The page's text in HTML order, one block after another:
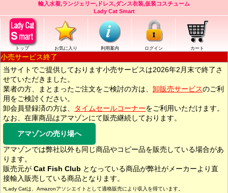
輸入水着,ランジェリー,ドレス,ダンス衣装,仮装コスチューム
Lady Cat Smart
トップ お気に入り 利用案内 ログイン カート
小売サービス終了
当サイトでご提供しております小売サービスは2026年2月末で終了さ
せていただきました。
業者の方、まとまったご注文をご検討の方は、 卸販売サービスのご利
用をご検討ください。
卸会員登録済の方は、
タイムセールコーナーをご利用いただけます。
なお、在庫商品はアマゾンにて販売継続しております。
アマゾンの売り場へ
アマゾンでは弊社以外も同じ商品やコピー品を販売している場合があ
ります。
販売元が Cat Fish Club となっている商品が弊社がメーカーより直
接輸入販売している商品となります。
*Lady Catは、Amazonアソシエイトとして適格販売により収入を得ています。